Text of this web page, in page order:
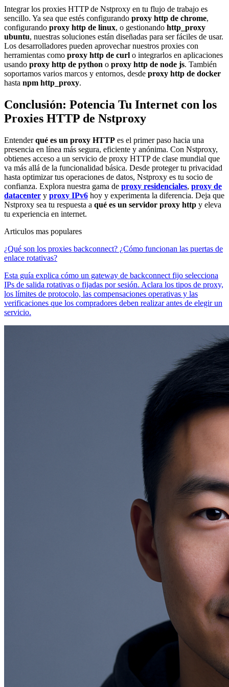
Integrar los proxies HTTP de Nstproxy en tu flujo de trabajo es
sencillo. Ya sea que estés configurando proxy http de chrome,
configurando proxy http de linux, o gestionando http_proxy
ubuntu, nuestras soluciones están diseñadas para ser fáciles de usar.
Los desarrolladores pueden aprovechar nuestros proxies con
herramientas como proxy http de curl o integrarlos en aplicaciones
usando proxy http de python o proxy http de node js. También
soportamos varios marcos y entornos, desde proxy http de docker
hasta npm http_proxy.
Conclusión: Potencia Tu Internet con los
Proxies HTTP de Nstproxy
Entenderqué es un proxy HTTP es el primer paso hacia una
presencia en línea más segura, eficiente y anónima. Con Nstproxy,
obtienes acceso a un servicio de proxy HTTP de clase mundial que
va más allá de la funcionalidad básica. Desde proteger tu privacidad
hasta optimizar tus operaciones de datos, Nstproxy es tu socio de
confianza. Explora nuestra gama de proxy residenciales, proxy de
datacenter y proxy IPv6 hoy y experimenta la diferencia. Deja que
Nstproxy sea tu respuesta a qué es un servidor proxy http y eleva
tu experiencia en internet.
Articulos mas populares
¿Qué son los proxies backconnect? ¿Cómo funcionan las puertas de
enlace rotativas?
Esta guía explica cómo un gateway de backconnect fijo selecciona
IPs de salida rotativas o fijadas por sesión. Aclara los tipos de proxy,
los límites de protocolo, las compensaciones operativas y las
verificaciones que los compradores deben realizar antes de elegir un
servicio.